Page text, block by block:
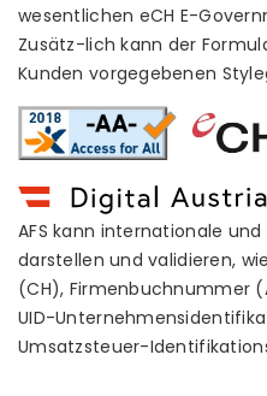
wesentlichen eCH E-
Zusätz-lich kann der
Kunden vorgegebenen
AFS kann internationale
darstellen und validieren,
(CH), Firmenbuchnummer
UID-
Umsatzsteuer-